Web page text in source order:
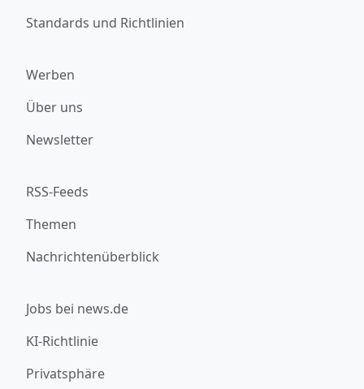
Standards und Richtlinien
Werben
Über uns
Newsletter
RSS-Feeds
Themen
Nachrichtenüberblick
Jobs bei news.de
KI-Richtlinie
Privatsphäre